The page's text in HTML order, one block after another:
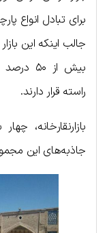
برای تبادل انواع
جالب اینکه این
بیش
راسته قرار دارند.
بازارنقارخانه،
جاذبه‌های این